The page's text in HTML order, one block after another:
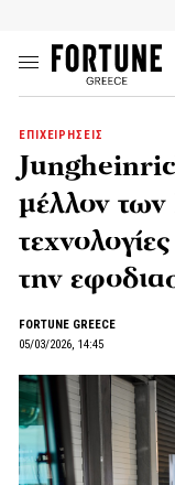
ΕΠΙΧΕΙΡΗΣΕΙΣ
μέλλον
την
FORTUNE GREECE
05/03/2026, 14:45